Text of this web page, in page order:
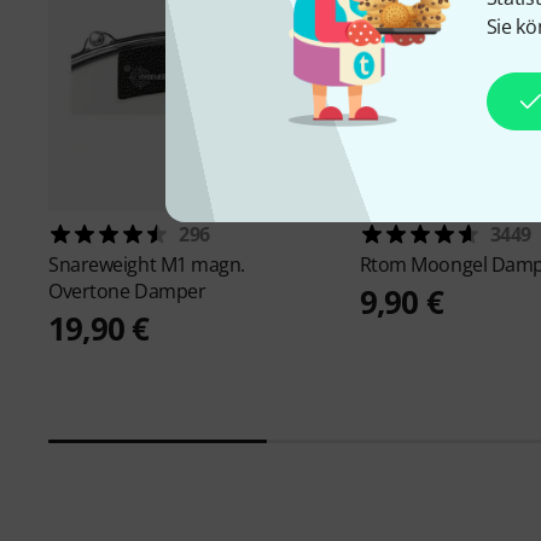
Sie
296
Snareweight M1 magn.
Overtone Damper
19,90 €
3449
Rtom Moongel
9,90 €